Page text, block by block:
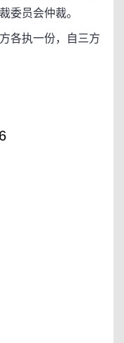
委员会仲裁。
各执一份，自三方